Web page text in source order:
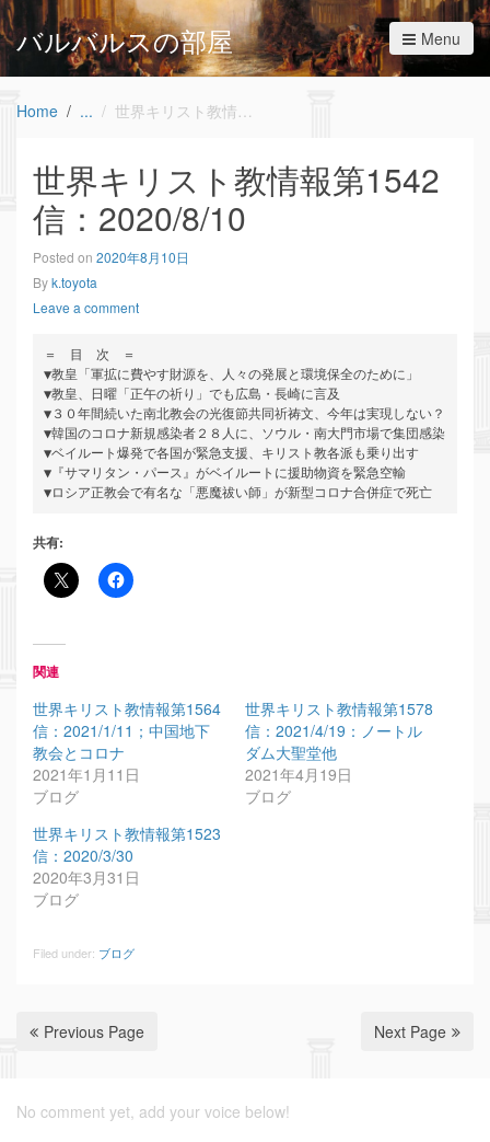
バルバルスの部屋 Menu
Home 世界キリスト教情報第1542信：2020/8/10
世界キリスト教情報第1542
信：2020/8/10
Posted on 2020年8月10日
Byk.toyota
Leave a comment
＝　目　次　＝
▼教皇「軍拡に費やす財源を、人々の発展と環境保全のために」
▼教皇、日曜「正午の祈り」でも広島・長崎に言及
▼３０年間続いた南北教会の光復節共同祈祷文、今年は実現しない？
▼韓国のコロナ新規感染者２８人に、ソウル・南大門市場で集団感染
▼ベイルート爆発で各国が緊急支援、キリスト教各派も乗り出す
▼『サマリタン・パース』がベイルートに援助物資を緊急空輸
▼ロシア正教会で有名な「悪魔祓い師」が新型コロナ合併症で死亡
共有:
関連
世界キリスト教情報第1564
信：2021/1/11；中国地下
教会とコロナ
2021年1月11日
ブログ
世界キリスト教情報第1578
信：2021/4/19：ノートル
ダム大聖堂他
2021年4月19日
ブログ
世界キリスト教情報第1523
信：2020/3/30
2020年3月31日
ブログ
Filed under: ブログ
Previous Page Next Page
No comment yet, add your voice below!